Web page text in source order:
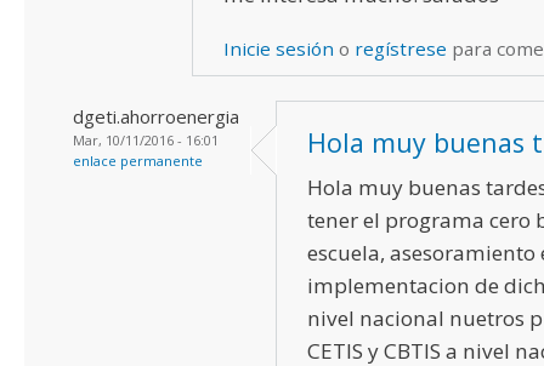
Inicie sesión o regístrese para
dgeti.ahorroenergia
Mar, 10/11/2016 - 16:01
enlace permanente
Hola muy buenas
Hola muy buenas
tener el programa cero
escuela, asesoramiento
implementacion de
nivel nacional nuetros
CETIS y CBTIS a nivel